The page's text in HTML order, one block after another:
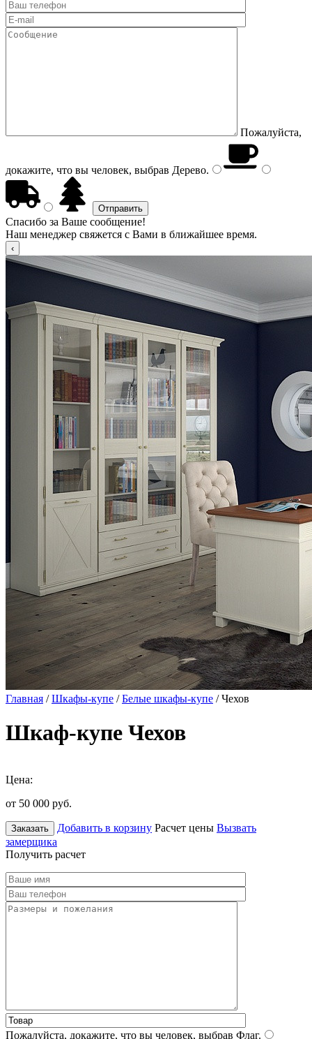
Пожалуйста,
докажите, что вы человек, выбрав Дерево.
Спасибо за Ваше сообщение!
Наш менеджер свяжется с Вами в ближайшее время.
Главная /Шкафы-купе /Белые шкафы-купе / Чехов
Шкаф-купе Чехов
Цена:
от 50 000 руб.
Заказать Добавить в корзину Расчет цены Вызвать
замерщика
Получить расчет
Пожалуйста, докажите, что вы человек, выбрав Флаг.